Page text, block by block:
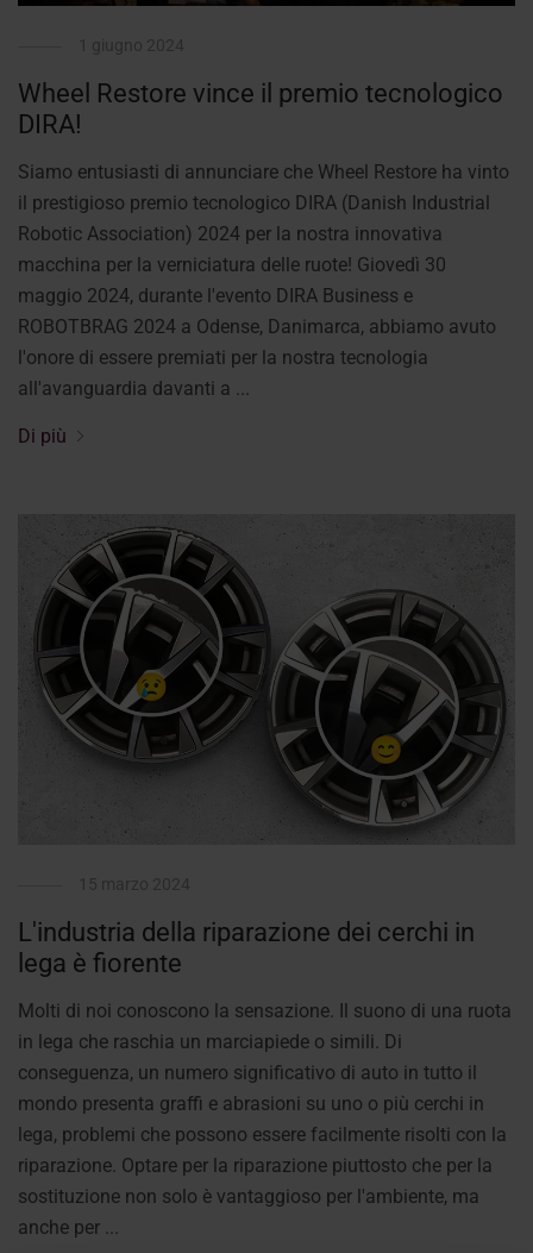
Wheel Restore vince il premio tecnologico
DIRA!
Siamo entusiasti di annunciare che Wheel Restore ha vinto
il prestigioso premio tecnologico DIRA (Danish Industrial
Robotic Association) 2024 per la nostra innovativa
macchina per la verniciatura delle ruote! Giovedì 30
maggio 2024, durante l'evento DIRA Business e
ROBOTBRAG 2024 a Odense, Danimarca, abbiamo avuto
l'onore di essere premiati per la nostra tecnologia
all'avanguardia davanti a ...
Di più
L'industria della riparazione dei cerchi in
lega è fiorente
Molti di noi conoscono la sensazione. Il suono di una ruota
in lega che raschia un marciapiede o simili. Di
conseguenza, un numero significativo di auto in tutto il
mondo presenta graffi e abrasioni su uno o più cerchi in
lega, problemi che possono essere facilmente risolti con la
riparazione. Optare per la riparazione piuttosto che per la
sostituzione non solo è vantaggioso per l'ambiente, ma
anche per ...